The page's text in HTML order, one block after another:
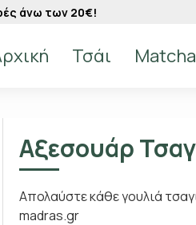
άνω των 20€!
Τσάι Matcha
Αξεσουάρ
Απολαύστε κάθε γουλιά
madras.gr